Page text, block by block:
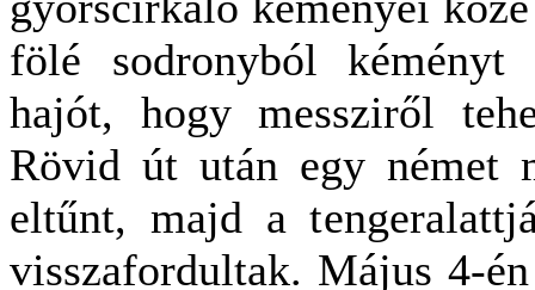
fölé sodronyból
hajót, hogy messziről
Rövid út után egy német
eltűnt, majd a
visszafordultak. Május 4-